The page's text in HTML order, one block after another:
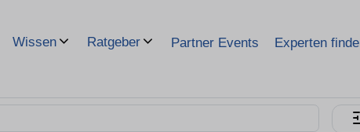
Wissen Ratgeber Partner Events Experten